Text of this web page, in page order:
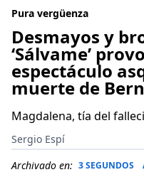
Pura vergüenza
Desmayos y
‘Sálvame’
espectáculo
muerte de
Magdalena, tía del
Sergio Espí
Archivado en: 3 SEGUNDOS